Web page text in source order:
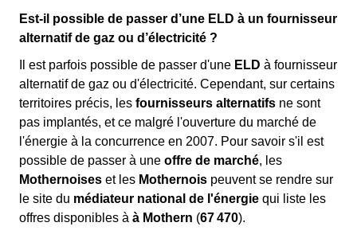
Est-il possible de passer d’une ELD à un fournisseur
alternatif de gaz ou d’électricité ?
Il est parfois possible de passer d'une ELD à fournisseur
alternatif de gaz ou d'électricité. Cependant, sur certains
territoires précis, les fournisseurs alternatifs ne sont
pas implantés, et ce malgré l'ouverture du marché de
l'énergie à la concurrence en 2007. Pour savoir s'il est
possible de passer à une offre de marché, les
Mothernoises et les Mothernois peuvent se rendre sur
le site du médiateur national de l'énergie qui liste les
offres disponibles à à Mothern (67 470).